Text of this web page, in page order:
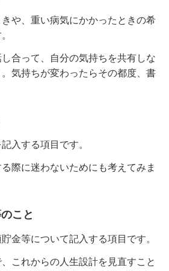
や、重い病気にかかったときの希
合って、自分の気持ちを共有しな
気持ちが変わったらその都度、書
入する項目です。
際に迷わないためにも考えてみま
こと
金等について記入する項目です。
これからの人生設計を見直すこと